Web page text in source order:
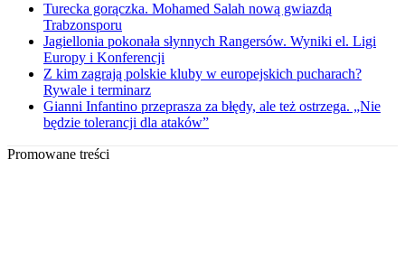
Turecka gorączka. Mohamed Salah nową gwiazdą
Trabzonsporu
Jagiellonia pokonała słynnych Rangersów. Wyniki el. Ligi
Europy i Konferencji
Z kim zagrają polskie kluby w europejskich pucharach?
Rywale i terminarz
Gianni Infantino przeprasza za błędy, ale też ostrzega. „Nie
będzie tolerancji dla ataków”
Promowane treści